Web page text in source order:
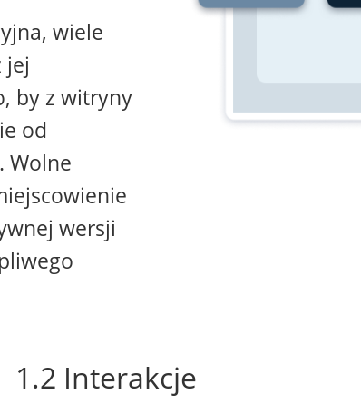
wiele
jej
by z witryny
od
Wolne
wersji
1.2 Interakcje